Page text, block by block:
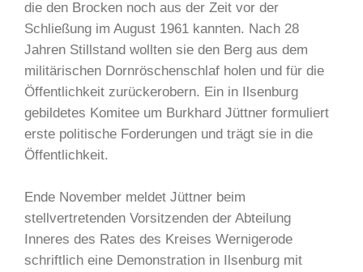
die den Brocken noch aus der Zeit vor der
Schließung im August 1961 kannten. Nach 28
Jahren Stillstand wollten sie den Berg aus dem
militärischen Dornröschenschlaf holen und für die
Öffentlichkeit zurückerobern. Ein in Ilsenburg
gebildetes Komitee um Burkhard Jüttner formuliert
erste politische Forderungen und trägt sie in die
Öffentlichkeit.
Ende November meldet Jüttner beim
stellvertretenden Vorsitzenden der Abteilung
Inneres des Rates des Kreises Wernigerode
schriftlich eine Demonstration in Ilsenburg mit